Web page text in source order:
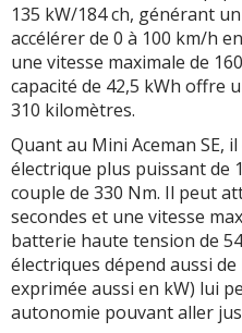
135 kW/184 ch, générant
accélérer de 0 à 100 km/h
une vitesse maximale de
capacité de 42,5 kWh offre
310 kilomètres.
Quant au Mini Aceman SE,
électrique plus puissant de
couple de 330 Nm. Il peut
secondes et une vitesse
batterie haute tension de
électriques dépend aussi
exprimée aussi en kW) lui
autonomie pouvant aller